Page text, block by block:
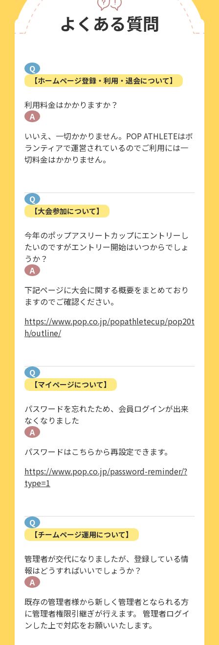
よくある質問
Q
【ホームページ登録・利用・退会について】
利用料金はかかりますか？
A
いいえ、一切かかりません。POP ATHLETEはボ
ランティアで運営されているのでご利用には一
切料金はかかりません。
Q
【大会参加について】
今年のポップアスリートカップにエントリーし
たいのですがエントリー開始はいつからでしょ
うか？
A
下記ページに大会に関する概要をまとめており
ますのでご確認ください。
https://www.pop.co.jp/popathletecup/pop20t
h/outline/
Q
【マイページについて】
パスワードを忘れたため、会員ログインが出来
なくなりました
A
パスワードはこちらから再設定できます。
https://www.pop.co.jp/password-reminder/?
type=1
Q
【チームページ運用について】
管理者が交代になりましたが、登録している情
報はどうすればいいでしょうか？
A
既存の管理者様から新しく管理者となられる方
に管理者権限引継ぎが行えます。 管理者ログイ
ンした上で対応をお願いいたします。